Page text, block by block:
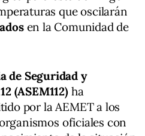
que oscilarán
en la Comunidad de
de Seguridad y
(ASEM112)ha
por la AEMET a los
oficiales con